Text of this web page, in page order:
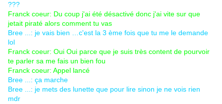
???
Franck coeur: Du coup j'ai été désactivé donc j'ai vite sur que
jetait piraté alors comment tu vas
Bree ...: je vais bien …c'est la 3 ème fois que tu me le demande
lol
Franck coeur: Oui Oui parce que je suis très content de pourvoir
te parler sa me fais un bien fou
Franck coeur: Appel lancé
Bree ...: ça marche
Bree ...: je mets des lunette que pour lire sinon je ne vois rien
mdr